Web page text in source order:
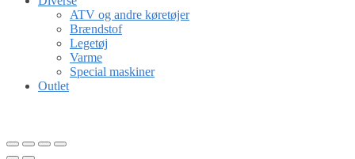
ATV og andre køretøjer
Brændstof
Legetøj
Varme
Special maskiner
Outlet